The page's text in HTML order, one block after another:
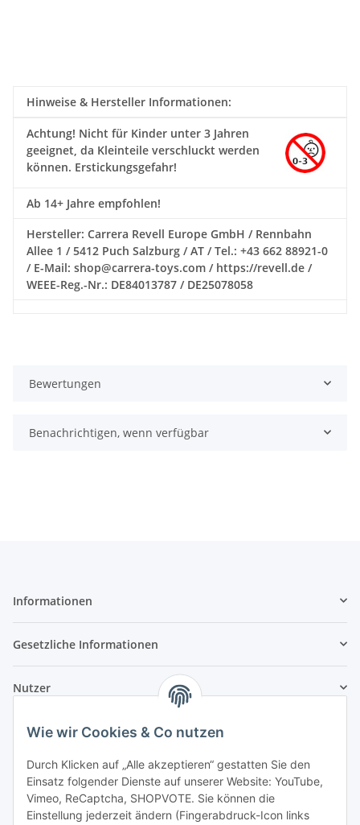
Wie wir Cookies & Co nutzen
Durch Klicken auf „Alle akzeptieren“ gestatten Sie den
Einsatz folgender Dienste auf unserer Website: YouTube,
Vimeo, ReCaptcha, SHOPVOTE. Sie können die
Einstellung jederzeit ändern (Fingerabdruck-Icon links
Hinweise & Hersteller Informationen:
Achtung! Nicht für Kinder unter 3 Jahren
geeignet, da Kleinteile verschluckt werden
können. Erstickungsgefahr!
Ab 14+ Jahre empfohlen!
Hersteller: Carrera Revell Europe GmbH / Rennbahn
Allee 1 / 5412 Puch Salzburg / AT / Tel.: +43 662 88921-0
/ E-Mail: shop@carrera-toys.com / https://revell.de /
WEEE-Reg.-Nr.: DE84013787 / DE25078058
Bewertungen
Benachrichtigen, wenn verfügbar
Informationen
Gesetzliche Informationen
Nutzer